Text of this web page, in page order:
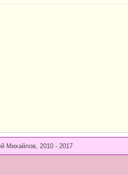
Михайлов, 2010 - 2017